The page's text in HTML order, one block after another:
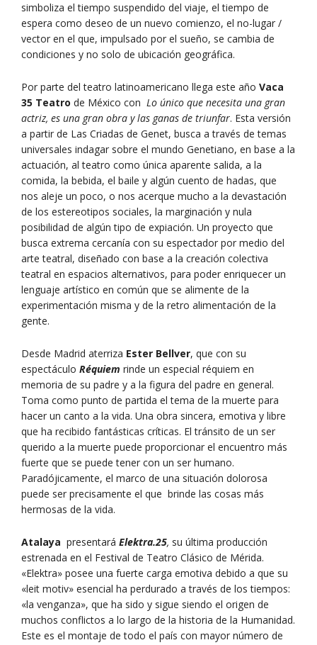
simboliza el tiempo suspendido del viaje, el tiempo de
espera como deseo de un nuevo comienzo, el no-lugar /
vector en el que, impulsado por el sueño, se cambia de
condiciones y no solo de ubicación geográfica.
Por parte del teatro latinoamericano llega este año Vaca
35 Teatro de México con Lo único que necesita una gran
actriz, es una gran obra y las ganas de triunfar. Esta versión
a partir de Las Criadas de Genet, busca a través de temas
universales indagar sobre el mundo Genetiano, en base a la
actuación, al teatro como única aparente salida, a la
comida, la bebida, el baile y algún cuento de hadas, que
nos aleje un poco, o nos acerque mucho a la devastación
de los estereotipos sociales, la marginación y nula
posibilidad de algún tipo de expiación. Un proyecto que
busca extrema cercanía con su espectador por medio del
arte teatral, diseñado con base a la creación colectiva
teatral en espacios alternativos, para poder enriquecer un
lenguaje artístico en común que se alimente de la
experimentación misma y de la retro alimentación de la
gente.
Desde Madrid aterriza Ester Bellver, que con su
espectáculo Réquiem rinde un especial réquiem en
memoria de su padre y a la figura del padre en general.
Toma como punto de partida el tema de la muerte para
hacer un canto a la vida. Una obra sincera, emotiva y libre
que ha recibido fantásticas críticas. El tránsito de un ser
querido a la muerte puede proporcionar el encuentro más
fuerte que se puede tener con un ser humano.
Paradójicamente, el marco de una situación dolorosa
puede ser precisamente el que brinde las cosas más
hermosas de la vida.
Atalaya presentará Elektra.25, su última producción
estrenada en el Festival de Teatro Clásico de Mérida.
«Elektra» posee una fuerte carga emotiva debido a que su
«leit motiv» esencial ha perdurado a través de los tiempos:
«la venganza», que ha sido y sigue siendo el origen de
muchos conflictos a lo largo de la historia de la Humanidad.
Este es el montaje de todo el país con mayor número de